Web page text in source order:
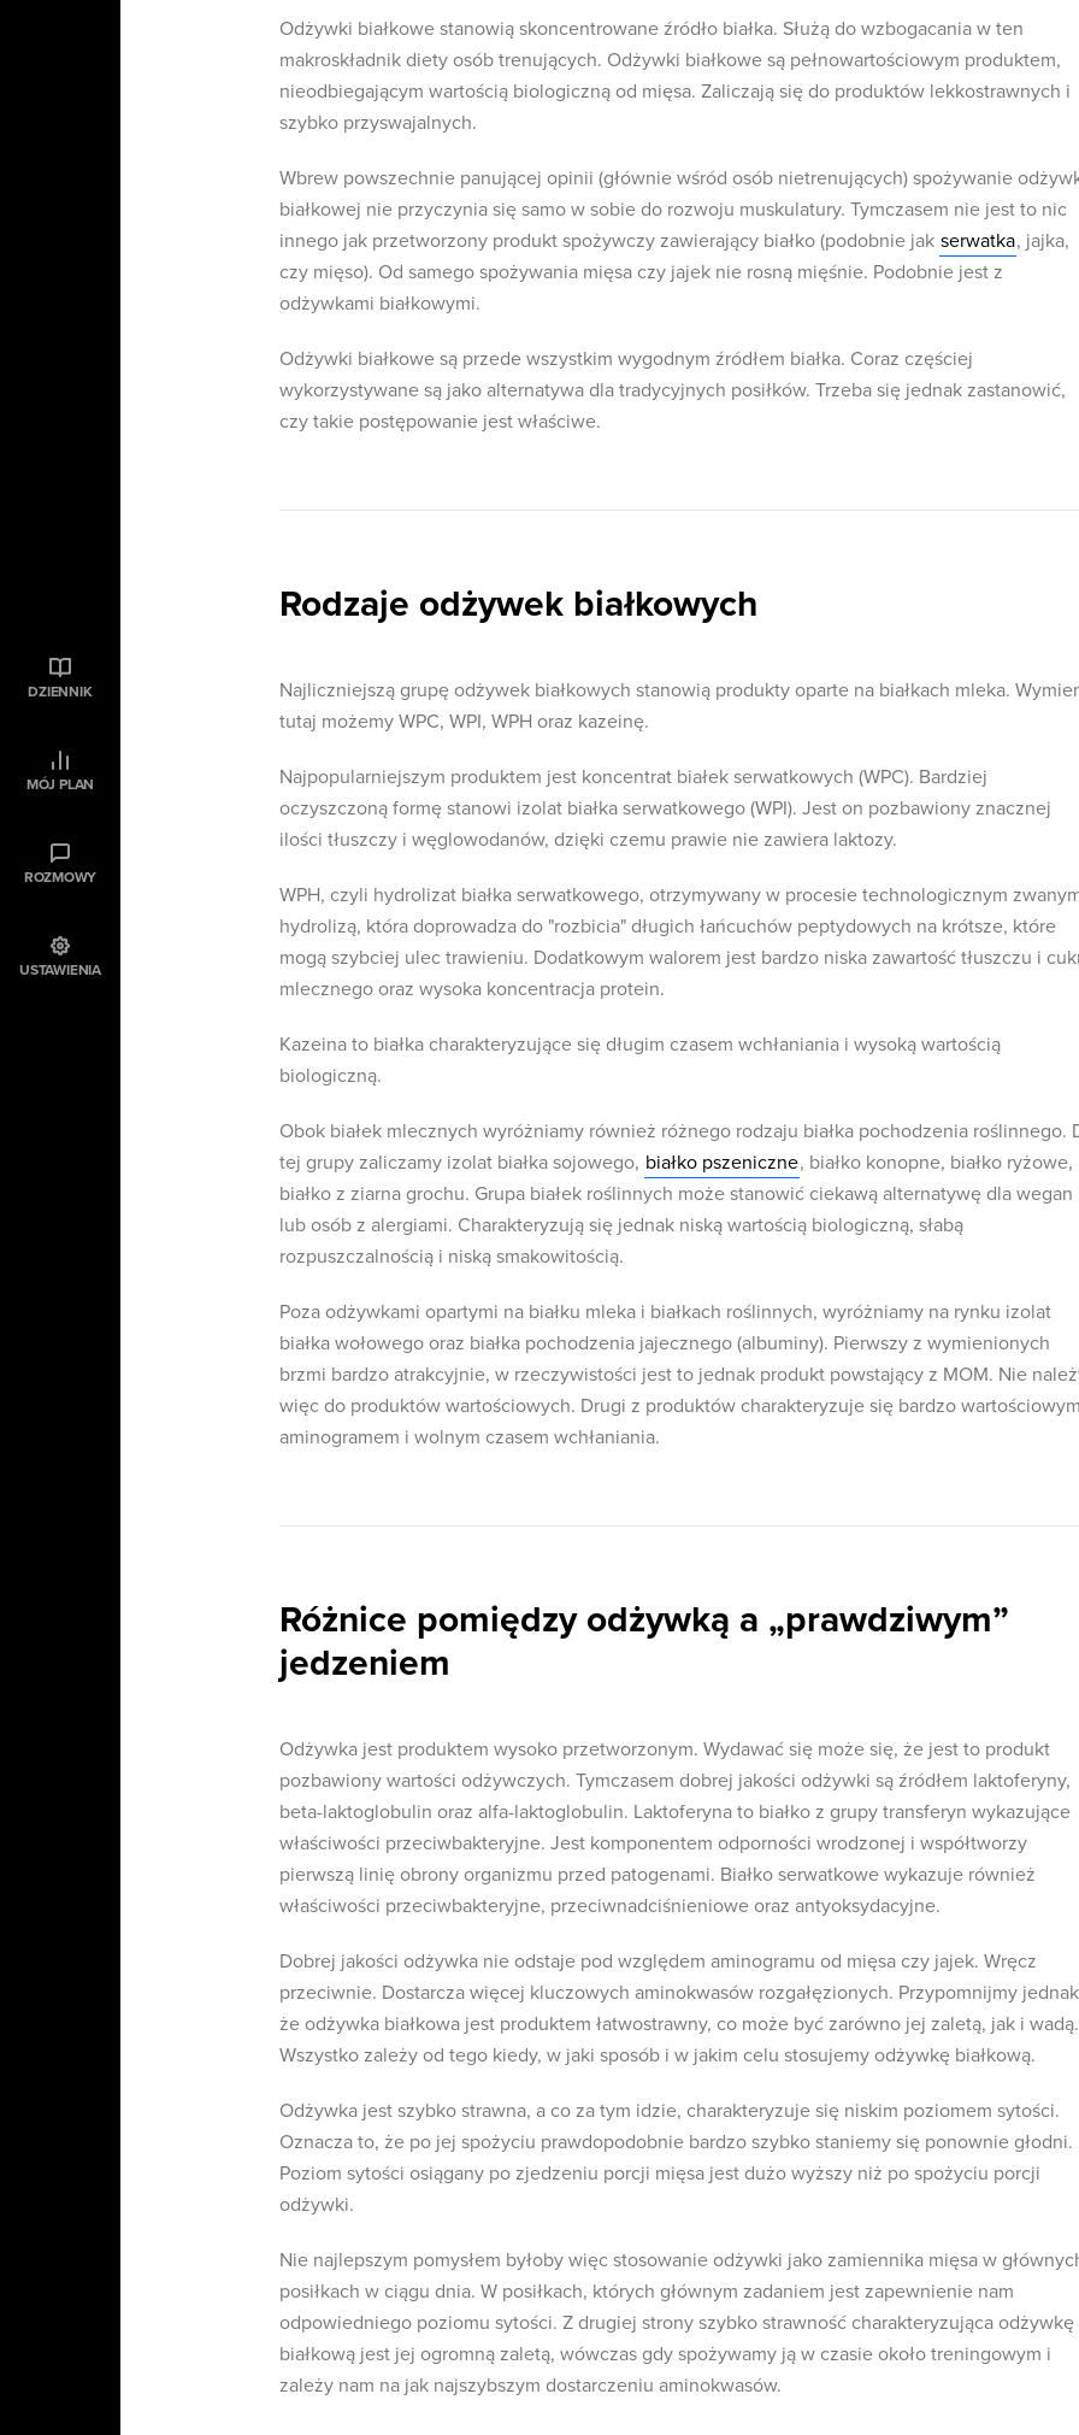
DZIENNIK
MÓJ PLAN
ROZMOWY
USTAWIENIA
Odżywki białkowe stanowią skoncentrowane źródło białka. Służą do wzbogacania w ten
makroskładnik diety osób trenujących. Odżywki białkowe są pełnowartościowym produktem,
nieodbiegającym wartością biologiczną od mięsa. Zaliczają się do produktów lekkostrawnych i
szybko przyswajalnych.
Wbrew powszechnie panującej opinii (głównie wśród osób nietrenujących) spożywanie
białkowej nie przyczynia się samo w sobie do rozwoju muskulatury. Tymczasem nie jest to nic
innego jak przetworzony produkt spożywczy zawierający białko (podobnie jak serwatka, jajka,
czy mięso). Od samego spożywania mięsa czy jajek nie rosną mięśnie. Podobnie jest z
odżywkami białkowymi.
Odżywki białkowe są przede wszystkim wygodnym źródłem białka. Coraz częściej
wykorzystywane są jako alternatywa dla tradycyjnych posiłków. Trzeba się jednak zastanowić,
czy takie postępowanie jest właściwe.
Rodzaje odżywek białkowych
Najliczniejszą grupę odżywek białkowych stanowią produkty oparte na białkach mleka.
tutaj możemy WPC, WPI, WPH oraz kazeinę.
Najpopularniejszym produktem jest koncentrat białek serwatkowych (WPC). Bardziej
oczyszczoną formę stanowi izolat białka serwatkowego (WPI). Jest on pozbawiony znacznej
ilości tłuszczy i węglowodanów, dzięki czemu prawie nie zawiera laktozy.
WPH, czyli hydrolizat białka serwatkowego, otrzymywany w procesie technologicznym
hydrolizą, która doprowadza do "rozbicia" długich łańcuchów peptydowych na krótsze, które
mogą szybciej ulec trawieniu. Dodatkowym walorem jest bardzo niska zawartość tłuszczu i
mlecznego oraz wysoka koncentracja protein.
Kazeina to białka charakteryzujące się długim czasem wchłaniania i wysoką wartością
biologiczną.
Obok białek mlecznych wyróżniamy również różnego rodzaju białka pochodzenia roślinnego.
tej grupy zaliczamy izolat białka sojowego, białko pszeniczne, białko konopne, białko ryżowe,
białko z ziarna grochu. Grupa białek roślinnych może stanowić ciekawą alternatywę dla wegan
lub osób z alergiami. Charakteryzują się jednak niską wartością biologiczną, słabą
rozpuszczalnością i niską smakowitością.
Poza odżywkami opartymi na białku mleka i białkach roślinnych, wyróżniamy na rynku izolat
białka wołowego oraz białka pochodzenia jajecznego (albuminy). Pierwszy z wymienionych
brzmi bardzo atrakcyjnie, w rzeczywistości jest to jednak produkt powstający z MOM. Nie
więc do produktów wartościowych. Drugi z produktów charakteryzuje się bardzo
aminogramem i wolnym czasem wchłaniania.
Różnice pomiędzy odżywką a „prawdziwym”
jedzeniem
Odżywka jest produktem wysoko przetworzonym. Wydawać się może się, że jest to produkt
pozbawiony wartości odżywczych. Tymczasem dobrej jakości odżywki są źródłem laktoferyny,
beta-laktoglobulin oraz alfa-laktoglobulin. Laktoferyna to białko z grupy transferyn wykazujące
właściwości przeciwbakteryjne. Jest komponentem odporności wrodzonej i współtworzy
pierwszą linię obrony organizmu przed patogenami. Białko serwatkowe wykazuje również
właściwości przeciwbakteryjne, przeciwnadciśnieniowe oraz antyoksydacyjne.
Dobrej jakości odżywka nie odstaje pod względem aminogramu od mięsa czy jajek. Wręcz
przeciwnie. Dostarcza więcej kluczowych aminokwasów rozgałęzionych. Przypomnijmy
że odżywka białkowa jest produktem łatwostrawny, co może być zarówno jej zaletą, jak i wadą.
Wszystko zależy od tego kiedy, w jaki sposób i w jakim celu stosujemy odżywkę białkową.
Odżywka jest szybko strawna, a co za tym idzie, charakteryzuje się niskim poziomem sytości.
Oznacza to, że po jej spożyciu prawdopodobnie bardzo szybko staniemy się ponownie głodni.
Poziom sytości osiągany po zjedzeniu porcji mięsa jest dużo wyższy niż po spożyciu porcji
odżywki.
Nie najlepszym pomysłem byłoby więc stosowanie odżywki jako zamiennika mięsa w
posiłkach w ciągu dnia. W posiłkach, których głównym zadaniem jest zapewnienie nam
odpowiedniego poziomu sytości. Z drugiej strony szybko strawność charakteryzująca odżywkę
białkową jest jej ogromną zaletą, wówczas gdy spożywamy ją w czasie około treningowym i
zależy nam na jak najszybszym dostarczeniu aminokwasów.